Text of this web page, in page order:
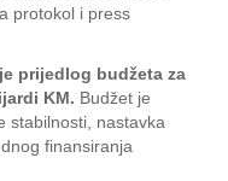
protokol i press
prijedlog budžeta za
KM. Budžet je
stabilnosti, nastavka
finansiranja